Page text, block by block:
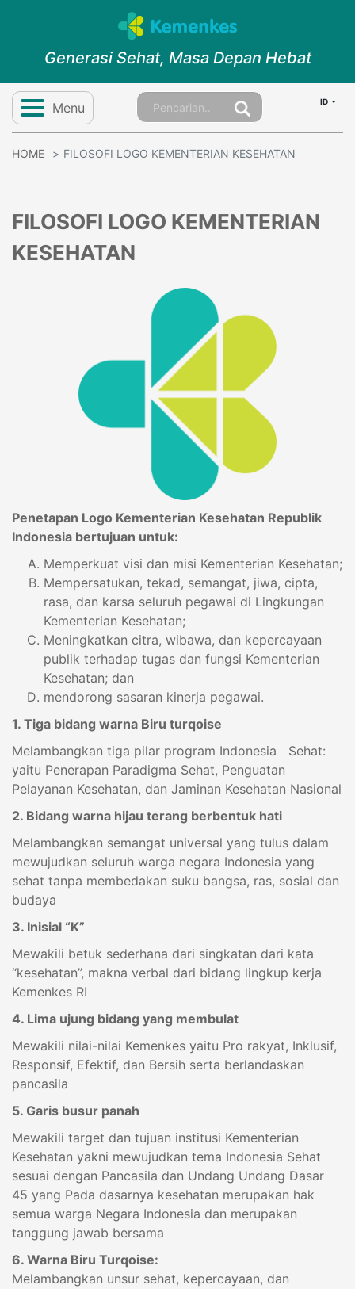
Generasi Sehat, Masa Depan Hebat
Menu ID
HOME FILOSOFI LOGO KEMENTERIAN KESEHATAN
FILOSOFI LOGO KEMENTERIAN
KESEHATAN
Penetapan Logo Kementerian Kesehatan Republik
Indonesia bertujuan untuk:
Memperkuat visi dan misi Kementerian Kesehatan;
Mempersatukan, tekad, semangat, jiwa, cipta,
rasa, dan karsa seluruh pegawai di Lingkungan
Kementerian Kesehatan;
Meningkatkan citra, wibawa, dan kepercayaan
publik terhadap tugas dan fungsi Kementerian
Kesehatan; dan
mendorong sasaran kinerja pegawai.
1. Tiga bidang warna Biru turqoise
Melambangkan tiga pilar program Indonesia Sehat:
yaitu Penerapan Paradigma Sehat, Penguatan
Pelayanan Kesehatan, dan Jaminan Kesehatan Nasional
2. Bidang warna hijau terang berbentuk hati
Melambangkan semangat universal yang tulus dalam
mewujudkan seluruh warga negara Indonesia yang
sehat tanpa membedakan suku bangsa, ras, sosial dan
budaya
3. Inisial “K”
Mewakili betuk sederhana dari singkatan dari kata
“kesehatan”, makna verbal dari bidang lingkup kerja
Kemenkes RI
4. Lima ujung bidang yang membulat
Mewakili nilai-nilai Kemenkes yaitu Pro rakyat, Inklusif,
Responsif, Efektif, dan Bersih serta berlandaskan
pancasila
5. Garis busur panah
Mewakili target dan tujuan institusi Kementerian
Kesehatan yakni mewujudkan tema Indonesia Sehat
sesuai dengan Pancasila dan Undang Undang Dasar
45 yang Pada dasarnya kesehatan merupakan hak
semua warga Negara Indonesia dan merupakan
tanggung jawab bersama
6. Warna Biru Turqoise:
Melambangkan unsur sehat, kepercayaan, dan